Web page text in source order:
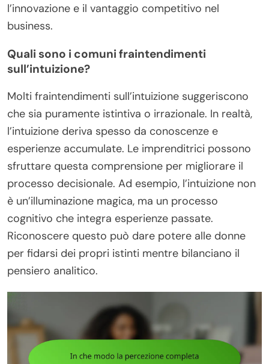
l’innovazione e il vantaggio competitivo nel
business.
Quali sono i comuni fraintendimenti
sull’intuizione?
Molti fraintendimenti sull’intuizione suggeriscono
che sia puramente istintiva o irrazionale. In realtà,
l’intuizione deriva spesso da conoscenze e
esperienze accumulate. Le imprenditrici possono
sfruttare questa comprensione per migliorare il
processo decisionale. Ad esempio, l’intuizione non
è un’illuminazione magica, ma un processo
cognitivo che integra esperienze passate.
Riconoscere questo può dare potere alle donne
per fidarsi dei propri istinti mentre bilanciano il
pensiero analitico.